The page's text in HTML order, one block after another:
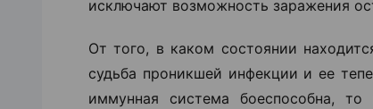
исключают возможность заражения
От того, в каком состоянии
судьба проникшей инфекции и ее
иммунная система боеспособна,